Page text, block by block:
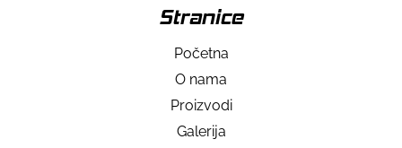
Stranice
Početna
O nama
Proizvodi
Galerija